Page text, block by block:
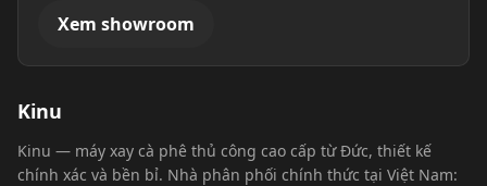
Xem showroom
Kinu
Kinu — máy xay cà phê thủ công cao cấp từ Đức, thiết kế
chính xác và bền bỉ. Nhà phân phối chính thức tại Việt Nam: